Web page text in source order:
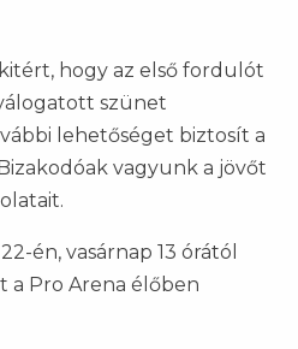
hogy az első fordulót
szünet
lehetőséget biztosít a
vagyunk a jövőt
én, vasárnap 13 órától
a Pro Arena élőben